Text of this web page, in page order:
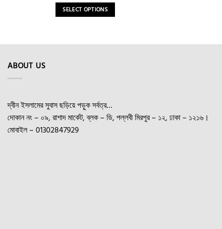
৳ 140
through
৳ 340
SELECT OPTIONS
has
may
be
chosen
ABOUT US
দ্বীন ইসলামের সুবাস ছড়িয়ে পড়ুক সর্বত্র…
দোকান নং – ০৯, রাশাদ মার্কেট, ব্লক – ডি, পল্লবী মিরপুর – ১২, ঢাকা – ১২১৬।
মোবাইল – 01302847929